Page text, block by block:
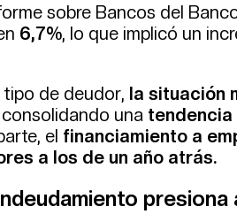
sobre Bancos del
6,7%, lo que implicó un
de deudor, la situación
consolidando una
el financiamiento a
a los de un año atrás.
presiona